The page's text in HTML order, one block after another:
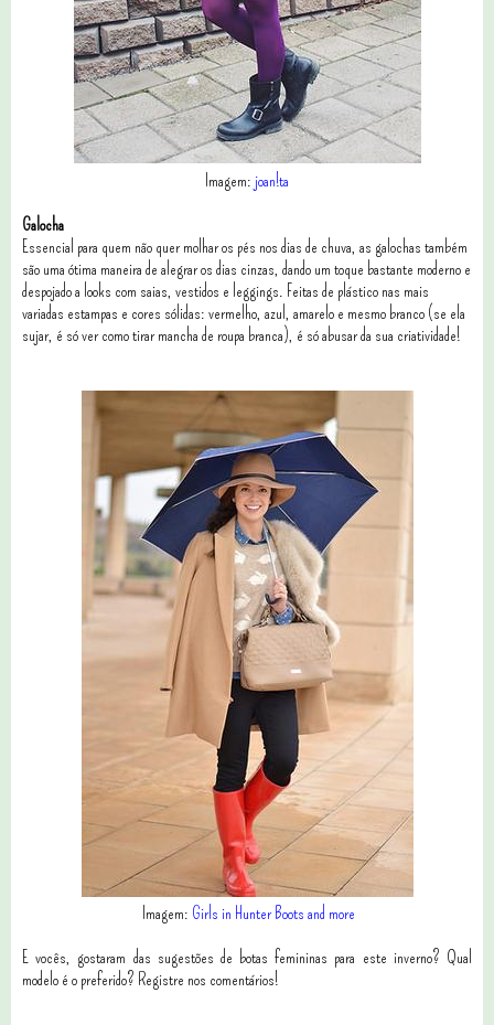
Imagem: joan!ta
Galocha
Essencial para quem não quer molhar os pés nos dias de chuva, as galochas também
são uma ótima maneira de alegrar os dias cinzas, dando um toque bastante moderno e
despojado a looks com saias, vestidos e leggings. Feitas de plástico nas mais
variadas estampas e cores sólidas: vermelho, azul, amarelo e mesmo branco (se ela
sujar, é só ver como tirar mancha de roupa branca), é só abusar da sua criatividade!
Imagem: Girls in Hunter Boots and more
E vocês, gostaram das sugestões de botas femininas para este inverno? Qual
modelo é o preferido? Registre nos comentários!